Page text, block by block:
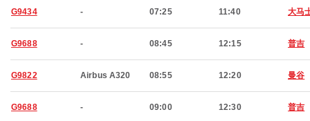
G9434 - 07:25 11:40 大马
G9688 - 08:45 12:15 普吉
G9822 Airbus A320 08:55 12:20 曼谷
G9688 - 09:00 12:30 普吉